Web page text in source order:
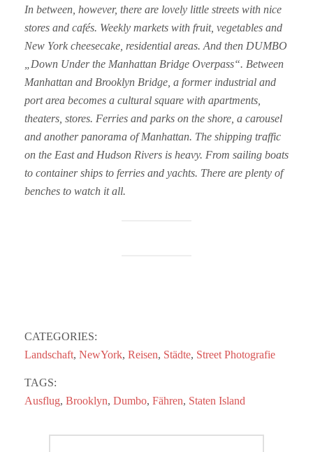
In between, however, there are lovely little streets with nice
stores and cafés. Weekly markets with fruit, vegetables and
New York cheesecake, residential areas. And then DUMBO
„Down Under the Manhattan Bridge Overpass“. Between
Manhattan and Brooklyn Bridge, a former industrial and
port area becomes a cultural square with apartments,
theaters, stores. Ferries and parks on the shore, a carousel
and another panorama of Manhattan. The shipping traffic
on the East and Hudson Rivers is heavy. From sailing boats
to container ships to ferries and yachts. There are plenty of
benches to watch it all.
CATEGORIES:
Landschaft, NewYork, Reisen, Städte, Street Photografie
TAGS:
Ausflug, Brooklyn, Dumbo, Fähren, Staten Island